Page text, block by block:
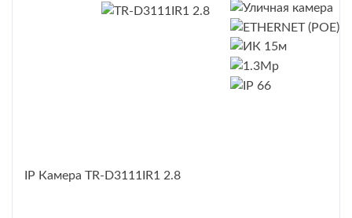
IP Камера TR-D3111IR1 2.8